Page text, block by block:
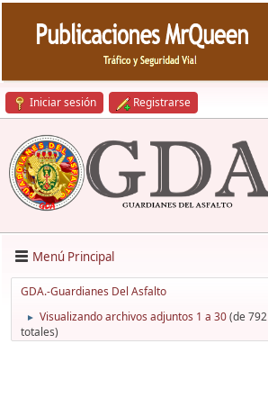
Iniciar sesión Registrarse
Menú Principal
GDA.-Guardianes Del Asfalto
► Visualizando archivos adjuntos 1 a 30(de
totales)